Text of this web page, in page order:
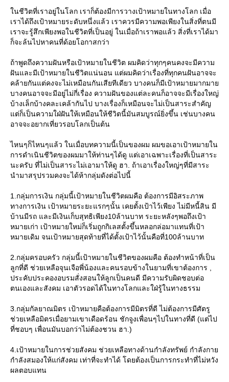
นชีวิตที่เราอยู่ในโลก เราก็ต้องมีการวางเป้าหมายในทางโลก เมื่อ
เราได้ถึงเป้าหมายระดับหนึ่งแล้ว เราควรมีความพอเพียงในสิ่งที่ตนมี
เราจะรู้สึกเพียงพอในชีวิตที่เป็นอยู่ ในเมื่อถ้าเราพอแล้ว สิ่งที่เราได้มา
ก็จะล้นไปหาคนที่ด้อยโอกาสกว่า
ถ้าพูดถึงความฝันหรือเป้าหมายในชีวิต ผมคิดว่าทุกๆคนคงจะมีความ
ฝันและมีเป้าหมายในชีวิตแน่นอน แต่ผมคิดว่าเรื่องที่ทุกคนฝันอาจจะ
คล้ายกันแต่คงจะไม่เหมือนกันเสียทีเดียว บางคนก็มีเป้าหมายมากมา
บางคนอาจจะมีอยู่ไม่กี่เรื่อง ความฝันของแต่ละคนก็อาจจะมีเรื่องใหญ่
บ้างเล็กบ้างคละเคล้ากันไป บางเรื่องก็เหมือนจะไม่เป็นสาระสําคัญ
ต่ก็เป็นความใฝ่ฝันให้เหมือนให้ชีวิตนี้มันสมบูรณ์ยิ่งขึ้น เช่นบางคน
อาจจะอยากเที่ยวรอบโลกเป็นต้น
ไหนๆก็ไหนๆแล้ว ในเมื่อบทความนี้เป็นของผม ผมขอเอาเป้าหมายใน
การดําเนินชีวิตของผมมาให้ท่านๆได้ดู แต่เอาเฉพาะเรื่องที่เป็นสาระ
นะครับ ที่ไม่เป็นสาระไม่เอามาให้ดู ฮา. ถ้าเอาเรื่องใหญ่ๆที่มีสาระ
นํามาสรุปรวมคงจะได้ห้ากลุ่มดังต่อไปนี้
1.กลุ่มการเงิน กลุ่มนี้เป้าหมายในชีวิตผมคือ ต้องการมีอิสระภาพ
ทางการเงิน เป้าหมายระยะแรกๆนั้น เคยตั้งเป้าไว้เพียง ไม่มีหนี้สิน มี
บ้านมีรถ และมีเงินเก็บสุทธิเพียง10ล้านบาท ระยะหลังๆพอถึงเป้า
หมายเก่า เป้าหมายใหม่ก็เริ่มถูกกิเลสตั้งขึ้นหลอกล่อมาแทนที่เป้า
หมายเดิม จนเป้าหมายสุดท้ายที่ได้ตั้งเป้าไว้นั้นคือที่100ล้านบาท
2.กลุ่มครอบครัว กลุ่มนี้เป้าหมายในชีวิตของผมคือ ต้องทําหน้าที่เป็น
ลูกที่ดี ช่วยเหลือจุนเจือพี่น้องและคนรอบข้างในยามที่เขาต้องการ ,
ประคับประคองอบรมสั่งสอนให้ลูกเป็นคนดี มีความรับผิดชอบต่อ
ตนเองและสังคม เอาตัวรอดได้ในทางโลกและใฝ่รู้ในทางธรรม
3.กลุ่มกัลยาณมิตร เป้าหมายคือต้องการมีมิตรที่ดี ไม่ต้องการมีศัตรู
ช่วยเหลือมิตรเมื่อยามเขาเดือดร้อน ชักจูงเพื่อนๆไปในทางที่ดี (แต่ไป
ที่ชอบๆ เพื่อนมันบอกว่าไม่ต้องชวน ฮา.)
4.เป้าหมายในการช่วยสังคม ช่วยเหลือทางด้านกําลังทรัพย์ กําลังกา
กําลังสมองให้แก่สังคม เท่าที่จะทําได้ โดยต้องเป็นการกระทําที่ไม่หวัง
ผลตอบแทน